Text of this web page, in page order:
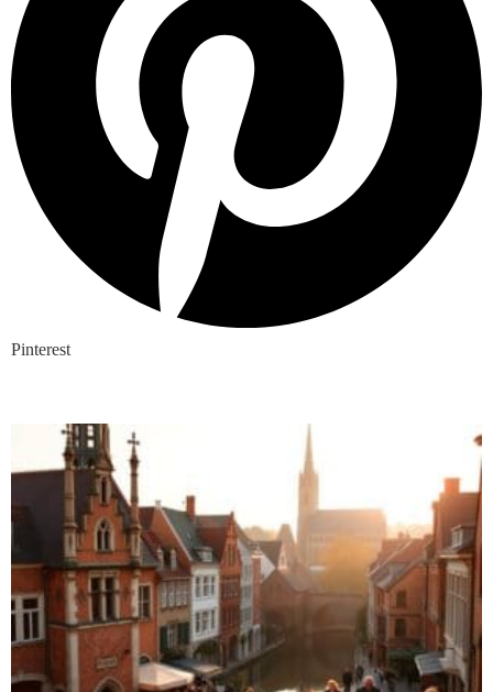
Pinterest